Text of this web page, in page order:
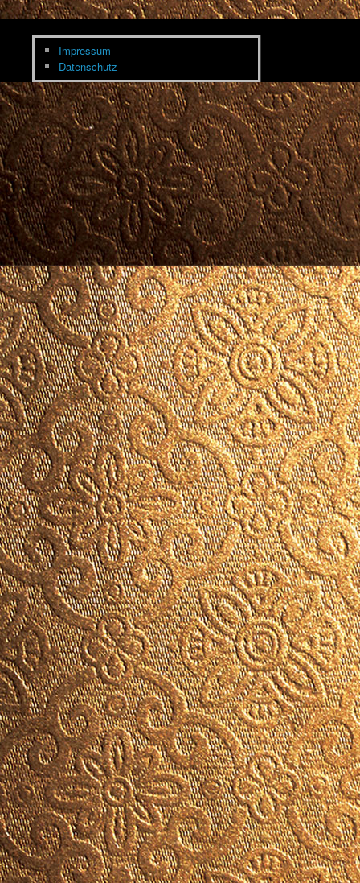
Impressum
Datenschutz